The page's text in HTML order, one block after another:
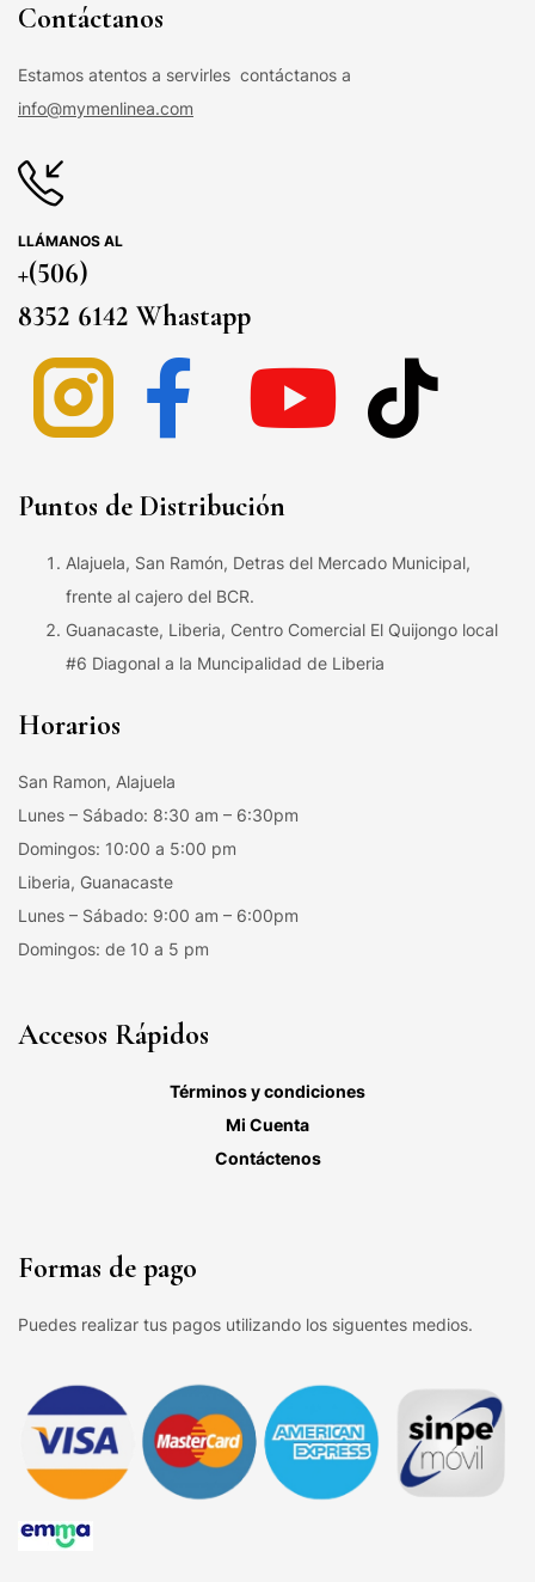
Contáctanos
Estamos atentos a servirles contáctanos a
info@mymenlinea.com
LLÁMANOS AL
+(506)
8352 6142 Whastapp
Puntos de Distribución
Alajuela, San Ramón, Detras del Mercado Municipal,
frente al cajero del BCR.
Guanacaste, Liberia, Centro Comercial El Quijongo local
#6 Diagonal a la Muncipalidad de Liberia
Horarios
San Ramon, Alajuela
Lunes – Sábado: 8:30 am – 6:30pm
Domingos: 10:00 a 5:00 pm
Liberia, Guanacaste
Lunes – Sábado: 9:00 am – 6:00pm
Domingos: de 10 a 5 pm
Accesos Rápidos
Términos y condiciones
Mi Cuenta
Contáctenos
Formas de pago
Puedes realizar tus pagos utilizando los siguentes medios.